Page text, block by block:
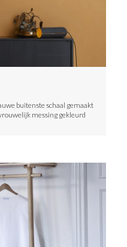
buitenste schaal gemaakt
messing gekleurd